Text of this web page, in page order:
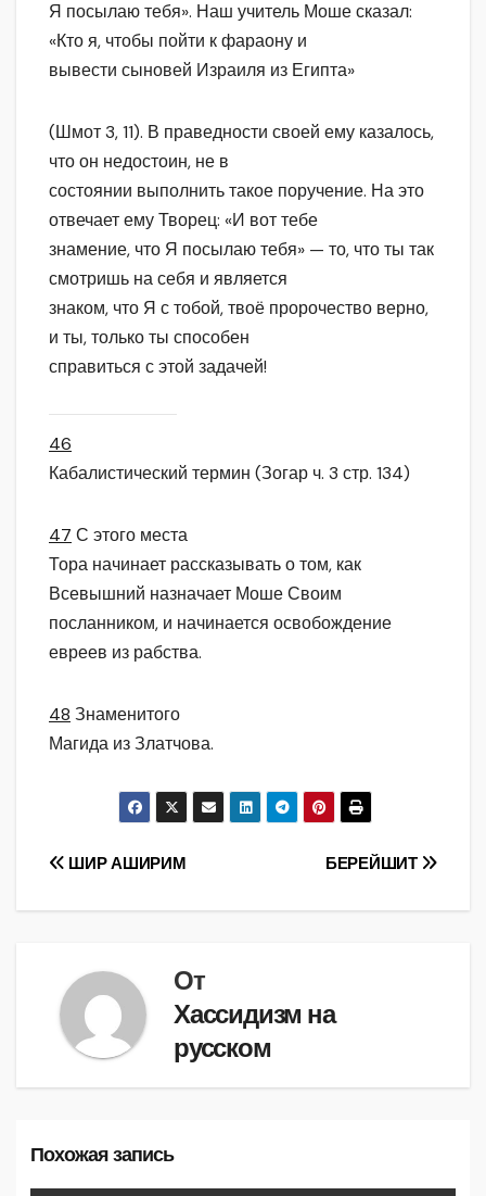
Я посылаю тебя». Наш учитель Моше сказал:
«Кто я, чтобы пойти к фараону и
вывести сыновей Израиля из Египта»
(Шмот 3, 11). В праведности своей ему казалось,
что он недостоин, не в
состоянии выполнить такое поручение. На это
отвечает ему Творец: «И вот тебе
знамение, что Я посылаю тебя» — то, что ты так
смотришь на себя и является
знаком, что Я с тобой, твоё пророчество верно,
и ты, только ты способен
справиться с этой задачей!
46
Кабалистический термин (Зогар ч. 3 стр. 134)
47 С этого места
Тора начинает рассказывать о том, как
Всевышний назначает Моше Своим
посланником, и начинается освобождение
евреев из рабства.
48 Знаменитого
Магида из Златчова.
Навигация
по
БЕРЕЙШИТ
ШИР АШИРИМ
От
Хассидизм на
русском
Похожая запись